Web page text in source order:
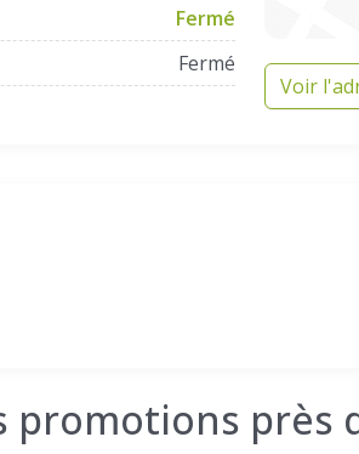
Fermé
Fermé
Voir
promotions près